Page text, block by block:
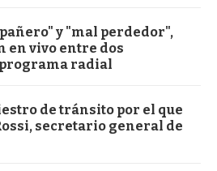
y "mal perdedor",
en vivo entre dos
radial
de tránsito por el que
secretario general de